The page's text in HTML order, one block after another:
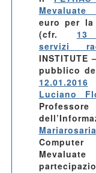
Mevaluate
euro per
(cfr.
servizi
INSTITUTE
pubblico
12.01.2016
Luciano